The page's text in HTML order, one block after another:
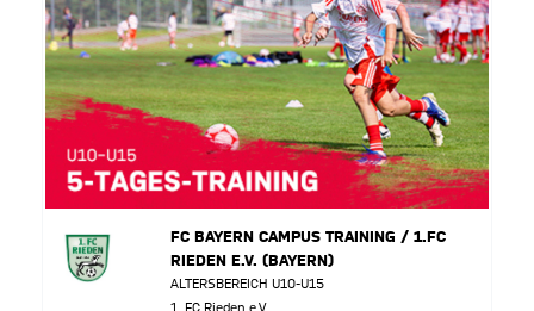
FC BAYERN CAMPUS TRAINING / 1.FC
RIEDEN E.V. (BAYERN)
ALTERSBEREICH U10-U15